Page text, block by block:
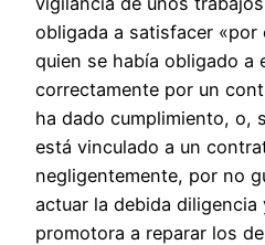
obligada a satisfacer «por
quien se había obligado a
correctamente por un
ha dado cumplimiento, o,
está vinculado a un
negligentemente, por no
actuar la debida diligencia
promotora a reparar los